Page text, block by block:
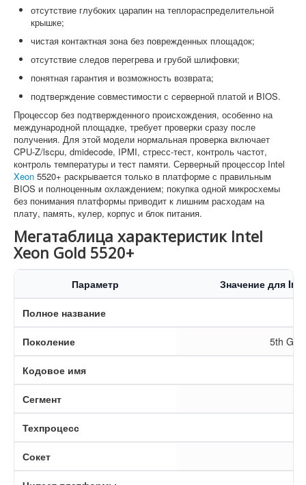
отсутствие глубоких царапин на теплораспределительной
крышке;
чистая контактная зона без поврежденных площадок;
отсутствие следов перегрева и грубой шлифовки;
понятная гарантия и возможность возврата;
подтверждение совместимости с серверной платой и BIOS.
Процессор без подтвержденного происхождения, особенно на
международной площадке, требует проверки сразу после
получения. Для этой модели нормальная проверка включает
CPU-Z/lscpu, dmidecode, IPMI, стресс-тест, контроль частот,
контроль температуры и тест памяти. Серверный процессор Intel
Xeon 5520+ раскрывается только в платформе с правильным
BIOS и полноценным охлаждением; покупка одной микросхемы
без понимания платформы приводит к лишним расходам на
плату, память, кулер, корпус и блок питания.
Мегатаблица характеристик Intel
Xeon Gold 5520+
Параметр Значение для
Полное название
Поколение 5th
Кодовое имя
Сегмент
Техпроцесс
Сокет